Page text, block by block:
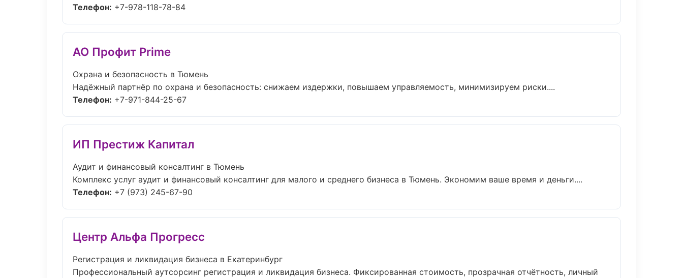
Телефон: +7-978-118-78-84
АО Профит Prime
Охрана и безопасность в Тюмень
Надёжный партнёр по охрана и безопасность: снижаем издержки, повышаем управляемость, минимизируем риски....
Телефон: +7-971-844-25-67
ИП Престиж Капитал
Аудит и финансовый консалтинг в Тюмень
Комплекс услуг аудит и финансовый консалтинг для малого и среднего бизнеса в Тюмень. Экономим ваше время и деньги....
Телефон: +7 (973) 245-67-90
Центр Альфа Прогресс
Регистрация и ликвидация бизнеса в Екатеринбург
Профессиональный аутсорсинг регистрация и ликвидация бизнеса. Фиксированная стоимость, прозрачная отчётность, личный